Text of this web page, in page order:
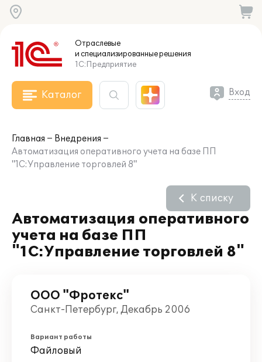
Отраслевые
и специализированныерешения
1С:Предприятие
Каталог Вход
Главная
Внедрения
Автоматизация оперативного учета на базе ПП
"1С:Управление торговлей 8"
Автоматизация оперативного
учета на базе ПП
"1С:Управление торговлей 8"
К списку
ООО "Фротекс"
Санкт-Петербург, Декабрь 2006
Вариант работы
Файловый